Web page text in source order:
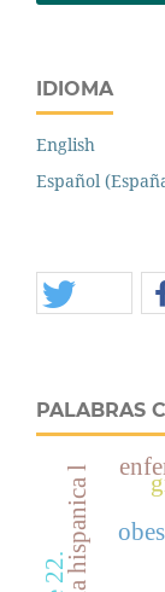
IDIOMA
English
Español
PALABRAS